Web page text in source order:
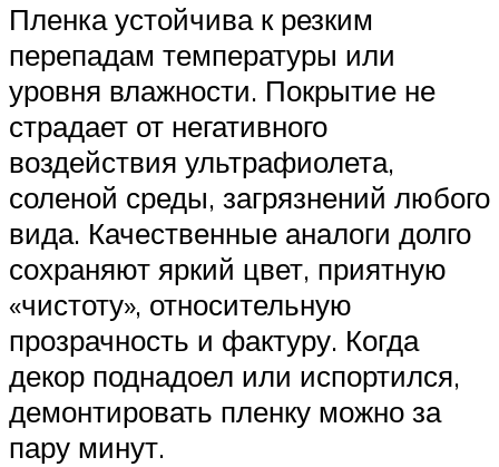
Пленка устойчива к резким
перепадам температуры или
уровня влажности. Покрытие не
страдает от негативного
воздействия ультрафиолета,
соленой среды, загрязнений любого
вида. Качественные аналоги долго
сохраняют яркий цвет, приятную
«чистоту», относительную
прозрачность и фактуру. Когда
декор поднадоел или испортился,
демонтировать пленку можно за
пару минут.